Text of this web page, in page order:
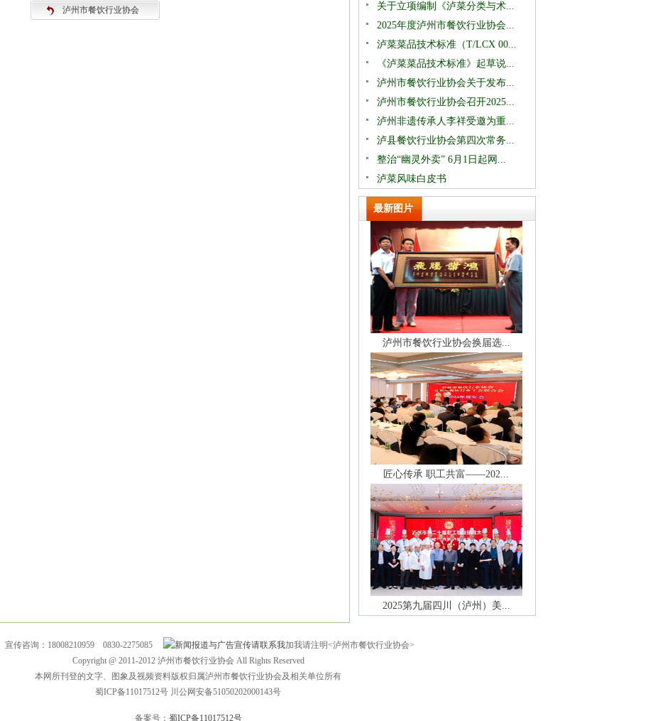
泸州市餐饮行业协会
关于立项编制《泸菜分类与术...
2025年度泸州市餐饮行业协会...
泸菜菜品技术标准（T/LCX 00...
《泸菜菜品技术标准》起草说...
泸州市餐饮行业协会关于发布...
泸州市餐饮行业协会召开2025...
泸州非遗传承人李祥受邀为重...
泸县餐饮行业协会第四次常务...
整治“幽灵外卖” 6月1日起网...
泸菜风味白皮书
最新图片
泸州市餐饮行业协会换届选...
匠心传承 职工共富——202...
2025第九届四川（泸州）美...
宣传咨询：18008210959 0830-2275085
加我请注明<泸州市餐饮行业协会>
Copyright @ 2011-2012 泸州市餐饮行业协会 All Rights Reserved
本网所刊登的文字、图象及视频资料版权归属泸州市餐饮行业协会及相关单位所有
蜀ICP备11017512号 川公网安备51050202000143号
备案号： 蜀ICP备11017512号